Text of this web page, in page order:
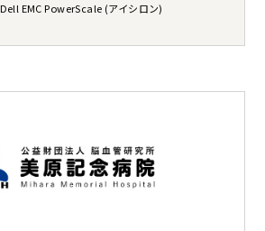
Dell EMC PowerScale (アイシロン)